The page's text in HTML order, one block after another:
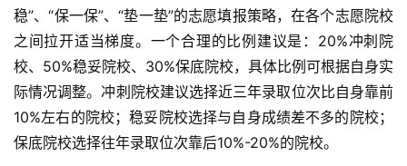
稳”、“保一保”、“垫一垫”的志愿填报策略，在各个志愿院校
之间拉开适当梯度。一个合理的比例建议是：20%冲刺院
校、50%稳妥院校、30%保底院校，具体比例可根据自身实
际情况调整。冲刺院校建议选择近三年录取位次比自身靠前
10%左右的院校；稳妥院校选择与自身成绩差不多的院校；
保底院校选择往年录取位次靠后10%-20%的院校。